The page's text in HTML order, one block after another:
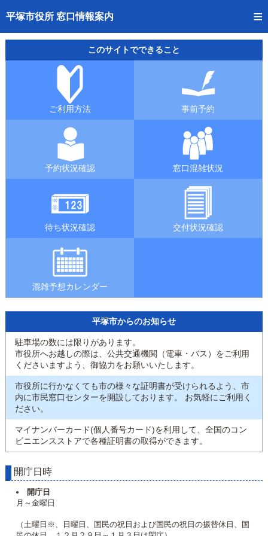
平塚市役所 窓口情報案内
トップページへ
ご利用方法
事前予約
予約状況確認
窓口混雑状況
待ち状況確認
交付状況確認
混雑予想カレンダー
このサイトでできること
ご利用方法 事前予約
予約状況確認 窓口混雑状況
待ち状況確認 交付状況確認
混雑予想カレンダー
平塚市からのお知らせ
駐車場の数には限りがあります。
市役所へお越しの際は、公共交通機関（電車・バス）をご利用
くださいますよう、御協力をお願いいたします。
市役所に行かなくても市の様々な証明書が受けられるよう、市
内に市民窓口センターを開設しております。 お気軽にご利用く
ださい。
マイナンバーカード(個人番号カード)を利用して、全国のコン
ビニエンスストアで各種証明書の取得ができます。
開庁日時
開庁日
月～金曜日
（土曜日※、日曜日、国民の祝日および国民の祝日の振替休日、国